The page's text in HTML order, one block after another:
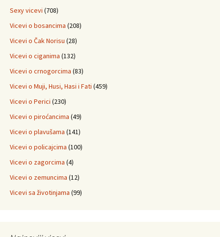
Sexy vicevi (708)
Vicevi o bosancima (208)
Vicevi o Čak Norisu (28)
Vicevi o ciganima (132)
Vicevi o crnogorcima (83)
Vicevi o Muji, Husi, Hasi i Fati (459)
Vicevi o Perici (230)
Vicevi o piroćancima (49)
Vicevi o plavušama (141)
Vicevi o policajcima (100)
Vicevi o zagorcima (4)
Vicevi o zemuncima (12)
Vicevi sa životinjama (99)